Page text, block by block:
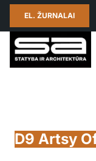
EL. ŽURNALAI
D9 Artsy